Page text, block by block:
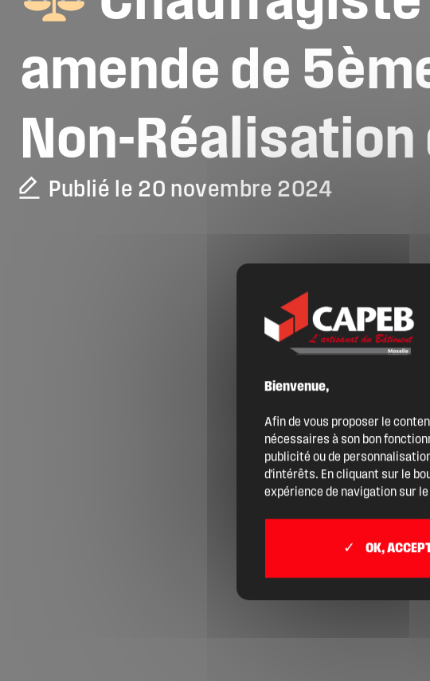
Nos services
Actualités
Boîte à outils
Boutique
amende de
Non-Réalisation
Publié le 20 novembre 2024
Bienvenue,
Afin de vous proposer le
nécessaires à son bon
publicité ou de
d'intérêts. En cliquant sur le
expérience de navigation sur
OK,